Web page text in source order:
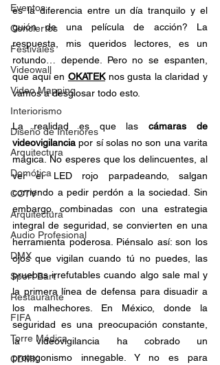
Eventos
Conciertos
Festivales
Videowall
Video Mapping
Interiorismo
Diseño de Interiores
Arquitectura
Domótica
CCTV
Arquitectura
Audio Profesional
DMX
Sport Bart
Restaurante
FIFA
Torre Médica
CDMX
es la diferencia entre un día tranquilo y el
guión de una película de acción? La
respuesta, mis queridos lectores, es un
rotundo… depende. Pero no se espanten,
que aquí en OKATEK nos gusta la claridad y
vamos a desglosar todo esto.
La realidad es que las cámaras de
videovigilancia por sí solas no son una varita
mágica. No esperes que los delincuentes, al
ver el LED rojo parpadeando, salgan
corriendo a pedir perdón a la sociedad. Sin
embargo, combinadas con una estrategia
integral de seguridad, se convierten en una
herramienta poderosa. Piénsalo así: son los
ojos que vigilan cuando tú no puedes, las
pruebas irrefutables cuando algo sale mal y
la primera línea de defensa para disuadir a
los malhechores. En México, donde la
seguridad es una preocupación constante,
la videovigilancia ha cobrado un
protagonismo innegable. Y no es para